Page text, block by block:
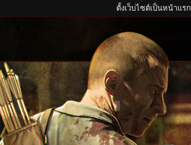
ตั้งเว็บไซต์เป็นหน้าแรก